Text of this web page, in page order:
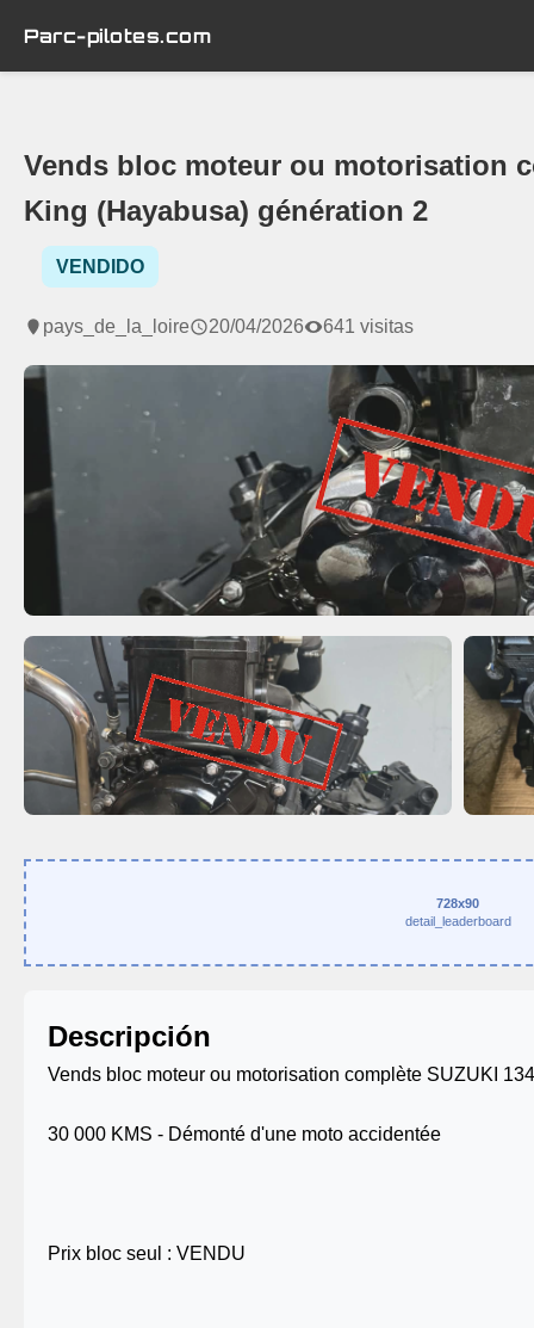
Parc-pilotes.com
Vends bloc moteur ou motorisation
King (Hayabusa) génération 2
VENDIDO
pays_de_la_loire 20/04/2026 641 visitas
728x90
detail_leaderboard
Descripción
Vends bloc moteur ou motorisation complète SUZUKI
30 000 KMS - Démonté d'une moto accidentée
Prix bloc seul : VENDU